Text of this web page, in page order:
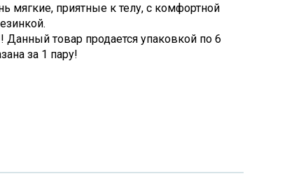
мягкие, приятные к телу, с комфортной
товар продается упаковкой по 6
за 1 пару!